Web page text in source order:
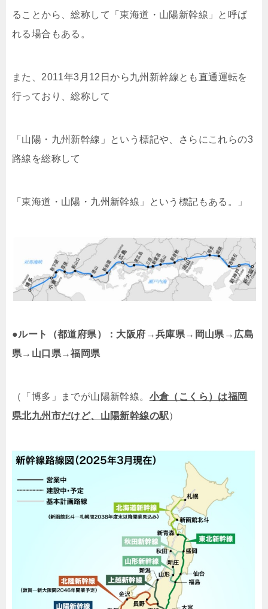
ることから、総称して「東海道・山陽新幹線」と呼ば
れる場合もある。
また、2011年3月12日から九州新幹線とも直通運転を
行っており、総称して
「山陽・九州新幹線」という標記や、さらにこれらの3
路線を総称して
「東海道・山陽・九州新幹線」という標記もある。」
●ルート（都道府県）：大阪府→兵庫県→岡山県→広島
県→山口県→福岡県
（「博多」までが山陽新幹線。 小倉（こくら）は福岡
県北九州市だけど、山陽新幹線の駅）